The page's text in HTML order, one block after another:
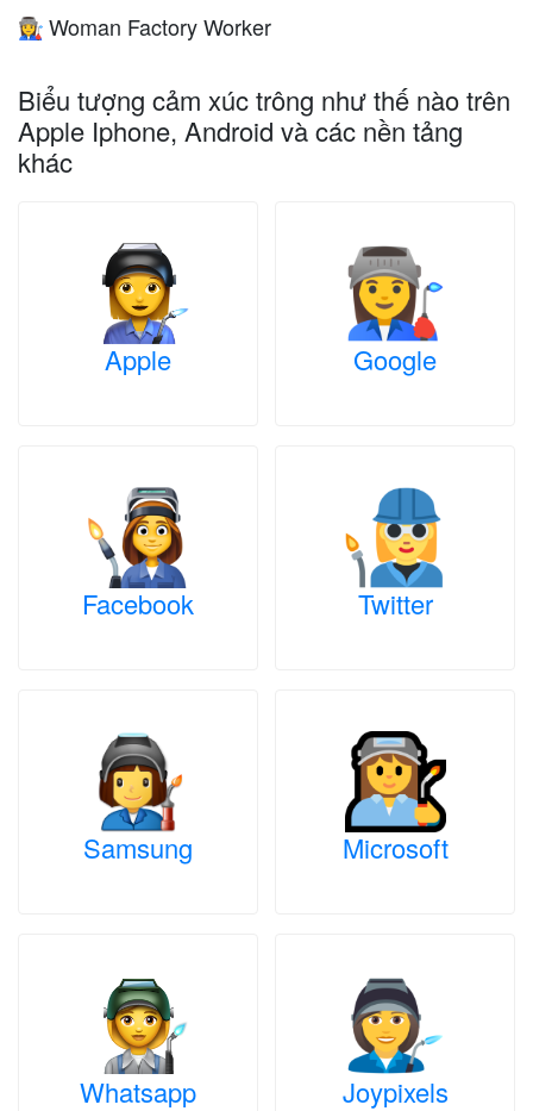
👩‍🏭 Woman Factory Worker
Biểu tượng cảm xúc trông như thế nào trên
Apple Iphone, Android và các nền tảng
khác
Apple Google
Facebook Twitter
Samsung Microsoft
Whatsapp Joypixels